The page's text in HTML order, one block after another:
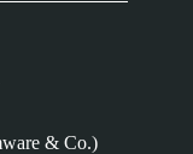
& Co.)